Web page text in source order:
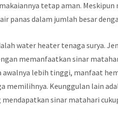
tetap aman.
panas dalam jumlah besar
water heater tenaga surya.
memanfaatkan sinar
awalnya lebih tinggi, manfaat
memilihnya. Keunggulan lain
mendapatkan sinar matahari